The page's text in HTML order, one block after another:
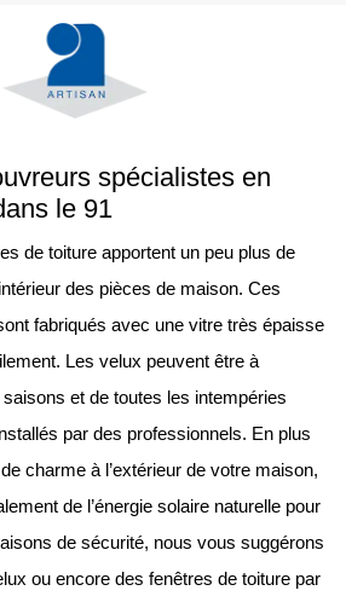
spécialistes en
le 91
de toiture apportent un peu plus de
des pièces de maison. Ces
fabriqués avec une vitre très épaisse
Les velux peuvent être à
saisons et de toutes les intempéries
par des professionnels. En plus
charme à l’extérieur de votre maison,
de l’énergie solaire naturelle pour
de sécurité, nous vous suggérons
ou encore des fenêtres de toiture par